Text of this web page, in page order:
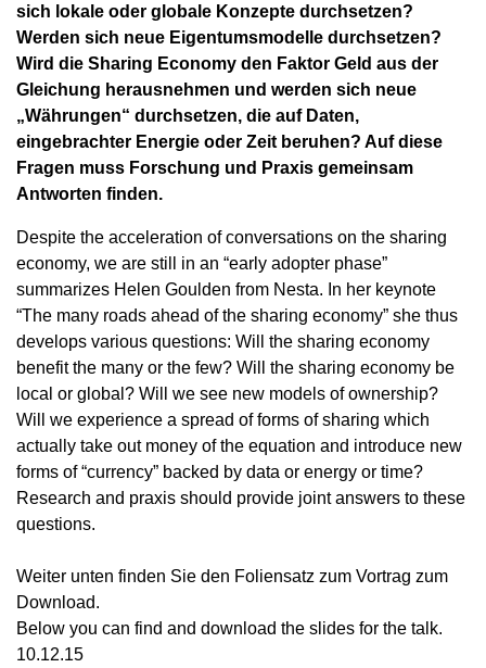
sich lokale oder globale Konzepte durchsetzen?
Werden sich neue Eigentumsmodelle durchsetzen?
Wird die Sharing Economy den Faktor Geld aus der
Gleichung herausnehmen und werden sich neue
„Währungen“ durchsetzen, die auf Daten,
eingebrachter Energie oder Zeit beruhen? Auf diese
Fragen muss Forschung und Praxis gemeinsam
Antworten finden.
Despite the acceleration of conversations on the sharing
economy, we are still in an “early adopter phase”
summarizes Helen Goulden from Nesta. In her keynote
“The many roads ahead of the sharing economy” she thus
develops various questions: Will the sharing economy
benefit the many or the few? Will the sharing economy be
local or global? Will we see new models of ownership?
Will we experience a spread of forms of sharing which
actually take out money of the equation and introduce new
forms of “currency” backed by data or energy or time?
Research and praxis should provide joint answers to these
questions.
Weiter unten finden Sie den Foliensatz zum Vortrag zum
Download.
Below you can find and download the slides for the talk.
10.12.15